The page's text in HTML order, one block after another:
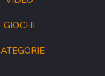
GIOCHI